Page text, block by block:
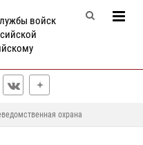
войск
охрана